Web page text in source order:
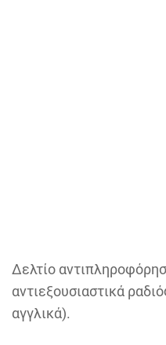
Δελτίο
αντιεξουσιαστικά
αγγλικά).